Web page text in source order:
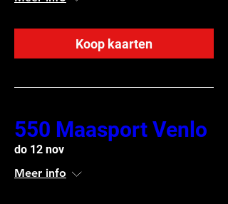
Koop kaarten
550 Maasport Venlo
do 12 nov
Meer info